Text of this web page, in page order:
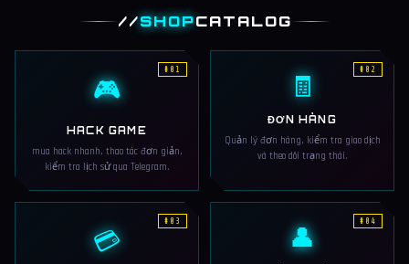
//SHOPCATALOG
#01
🎮
HACK GAME
mua hack nhanh, thao tác đơn giản,
kiểm tra lịch sử qua Telegram.
#02
🧾
ĐƠN HÀNG
Quản lý đơn hàng, kiểm tra giao dịch
và theo dõi trạng thái.
#03
💳
#04
👤